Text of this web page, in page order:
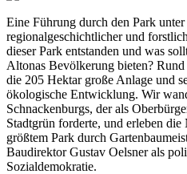
Eine Führung durch den Park
regionalgeschichtlicher und
dieser Park entstanden und was
Altonas Bevölkerung bieten?
die 205 Hektar große Anlage und
ökologische Entwicklung. Wir
Schnackenburgs, der als
Stadtgrün forderte, und erleben
größtem Park durch
Baudirektor Gustav Oelsner als
Sozialdemokratie.